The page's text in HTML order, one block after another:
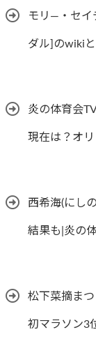
モリ―・セイ
ダル]のwiki
炎の体育会
現在は？オ
西希海(にし
結果も|炎の
松下菜摘ま
初マラソン3